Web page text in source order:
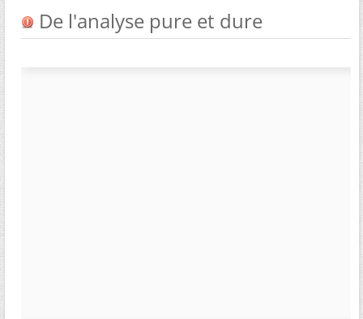
De l'analyse pure et dure